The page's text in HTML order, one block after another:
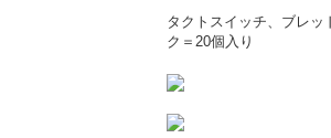
タクトスイッチ、ブレ
ク＝20個入り